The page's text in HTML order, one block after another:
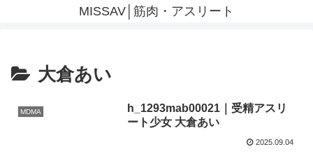
MISSAV│筋肉・アスリート
大倉あい
MDMA
h_1293mab00021｜受精アスリ
ート少女 大倉あい
2025.09.04